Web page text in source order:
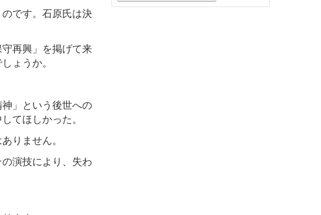
です。石原氏は決
再興」を掲げて来
ょうか。
」という後世への
てほしかった。
りません。
演技により、失わ